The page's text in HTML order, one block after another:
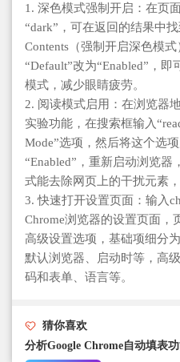
1. 深色模式强制开启：在页
“dark”，可在返回的结果中
Contents（强制开启深色模
“Default”改为“Enabled”，
模式，减少眼睛疲劳。
2. 阅读模式启用：在浏览器
实验功能，在搜索框输入
Mode”选项，然后将这个选
“Enabled”，重新启动浏览
式能去除网页上的干扰元素
3. 快速打开设置页面：输入
Chrome浏览器的设置页面，
高级设置选项，基础项细分
默认浏览器、启动时等，高
码和表单、语言等。
猜你喜欢
分析Google Chrome自动填表